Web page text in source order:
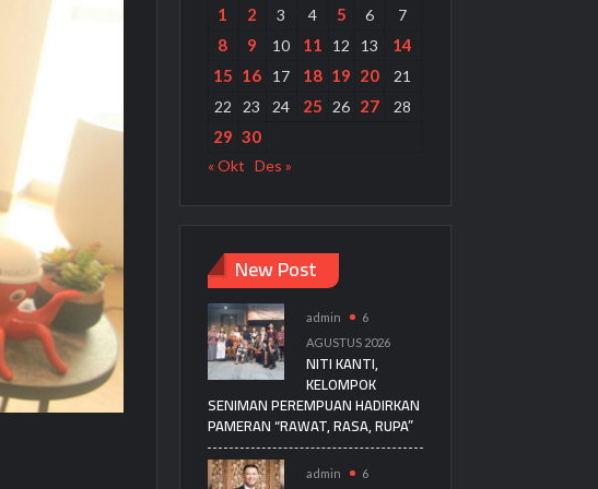
1 2 3 4 5 6 7
8 9 10 11 12 13
14
15 16 17 18 19 20
21
22
23 24 25 26 27 28
29 30
« Okt Des »
New Post
admin
6
AGUSTUS 2026
NITI KANTI,
KELOMPOK
SENIMAN PEREMPUAN HADIRKAN
PAMERAN “RAWAT, RASA, RUPA”
admin
6